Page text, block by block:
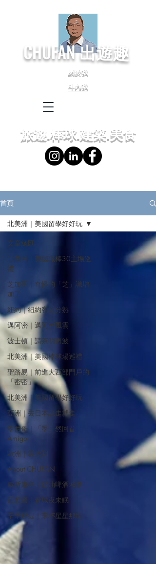
CHUFAN出遊趣
關於我
斗內我
旅遊.棒球.建築.美食
首頁
文章總匯
北美洲｜美國職棒30主場巡
禮
芝加哥｜奇怪的「芝」識增
加了
紐約｜紐約客五分熟
邁阿密｜邁阿密風雲
波士頓｜請茶明再波
北美洲｜美國棒球場巡禮
聖路易｜前進大西部門戶的
「密密」
北美洲｜美國留學好好玩
亞洲｜去日本說走就走
墨西哥｜「墨」然回首
Amigo
歐洲｜義大利
About CHUFAN
威斯康辛｜奶油啤酒城事
西雅圖｜青城夜未眠
辛辛那提｜來杯星星那堤
北美洲｜美國留學好好玩